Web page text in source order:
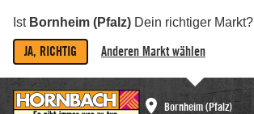
Ist Bornheim (Pfalz) Dein richtiger Markt?
JA, RICHTIG Anderen Markt wählen
Bornheim (Pfalz)